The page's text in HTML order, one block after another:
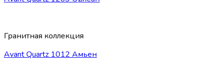
Гранитная коллекция
Avant Quartz 1012 Амьен